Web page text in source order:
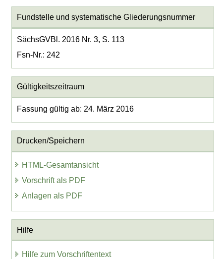
Fundstelle und systematische Gliederungsnummer
SächsGVBl. 2016 Nr. 3, S. 113
Fsn-Nr.: 242
Gültigkeitszeitraum
Fassung gültig ab: 24. März 2016
Drucken/Speichern
HTML-Gesamtansicht
Vorschrift als PDF
Anlagen als PDF
Hilfe
Hilfe zum Vorschriftentext